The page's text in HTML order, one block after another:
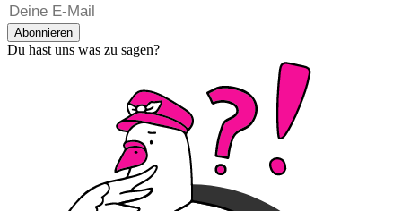
Abonnieren
Du hast uns was zu sagen?